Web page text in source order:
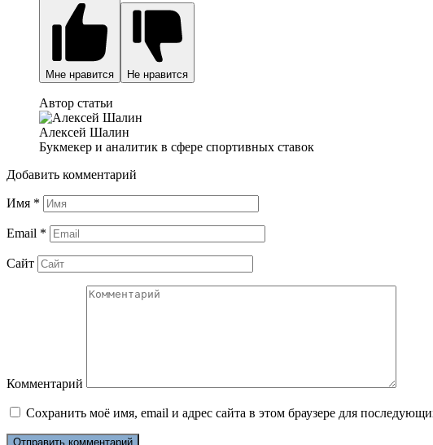
Мне нравится Не нравится
Автор статьи
Алексей Шалин
Букмекер и аналитик в сфере спортивных ставок
Добавить комментарий
Имя *
Email *
Сайт
Комментарий
Сохранить моё имя, email и адрес сайта в этом браузере для